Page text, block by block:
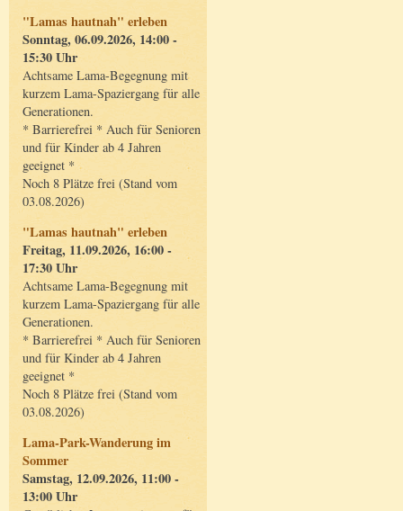
"Lamas hautnah" erleben
Sonntag, 06.09.2026, 14:00 -
15:30 Uhr
Achtsame Lama-Begegnung mit
kurzem Lama-Spaziergang für alle
Generationen.
* Barrierefrei * Auch für Senioren
und für Kinder ab 4 Jahren
geeignet *
Noch 8 Plätze frei (Stand vom
03.08.2026)
"Lamas hautnah" erleben
Freitag, 11.09.2026, 16:00 -
17:30 Uhr
Achtsame Lama-Begegnung mit
kurzem Lama-Spaziergang für alle
Generationen.
* Barrierefrei * Auch für Senioren
und für Kinder ab 4 Jahren
geeignet *
Noch 8 Plätze frei (Stand vom
03.08.2026)
Lama-Park-Wanderung im
Sommer
Samstag, 12.09.2026, 11:00 -
13:00 Uhr